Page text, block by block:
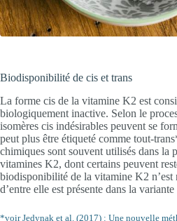
Biodisponibilité de cis et trans
La forme cis de la vitamine K2 est
biologiquement inactive. Selon le
isomères cis indésirables peuvent se
peut plus être étiqueté comme tout-
chimiques sont souvent utilisés dans la
vitamines K2, dont certains peuvent
biodisponibilité de la vitamine K2 n’est
d’entre elle est présente dans la
*voir Jedynak et al. (2017) : Une nouvelle